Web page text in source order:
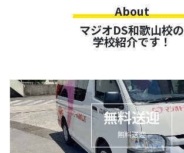
About
マジオDS和歌山校の
学校紹介です！
無料送迎
無料送迎